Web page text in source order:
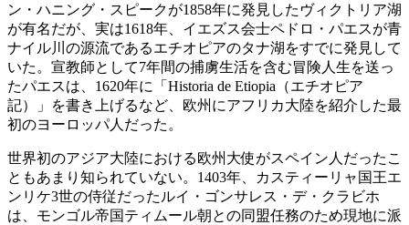
ン・ハニング・スピークが1858年に発見したヴィクトリア湖
が有名だが、実は1618年、イエズス会士ペドロ・パエスが青
ナイル川の源流であるエチオピアのタナ湖をすでに発見して
いた。宣教師として7年間の捕虜生活を含む冒険人生を送っ
たパエスは、1620年に「Historia de Etiopia（エチオピア
記）」を書き上げるなど、欧州にアフリカ大陸を紹介した最
初のヨーロッパ人だった。
世界初のアジア大陸における欧州大使がスペイン人だったこ
ともあまり知られていない。1403年、カスティーリャ国王エ
ンリケ3世の侍従だったルイ・ゴンサレス・デ・クラビホ
は、モンゴル帝国ティムール朝との同盟任務のため現地に派